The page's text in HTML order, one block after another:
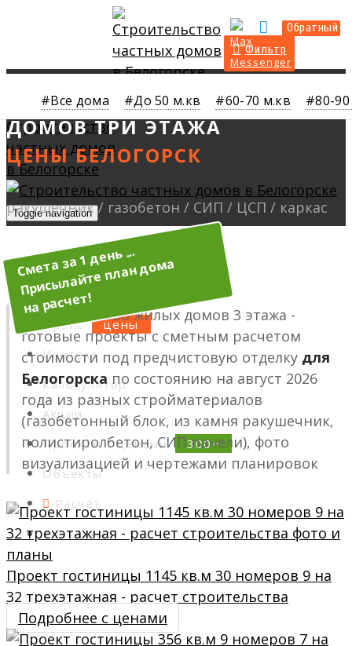
Все дома До 50 м.кв 60-70 м.кв 80-
Фильтр
Обратный
Toggle navigation
О нас
Услуги
Прайс
Ипотека
Калькулятор
Акции
Проекты с ценами
Объекты
Расчет
Контакты
СТРОИТЕЛЬСТВО ЖИЛЫХ
ДОМОВ ТРИ ЭТАЖА
Строительство жилых домов 3 этажа -
готовые проекты с сметным расчетом
стоимости под предчистовую отделку для
Белогорскапо состоянию на август 2026
года из разных стройматериалов
(газобетонный блок, из камня ракушечник,
полистиролбетон, СИП панели), фото
визуализацией и чертежами планировок
Проект гостиницы 1145 кв.м 30 номеров 9 на
32 трехэтажная - расчет строительства
Подробнее с ценами